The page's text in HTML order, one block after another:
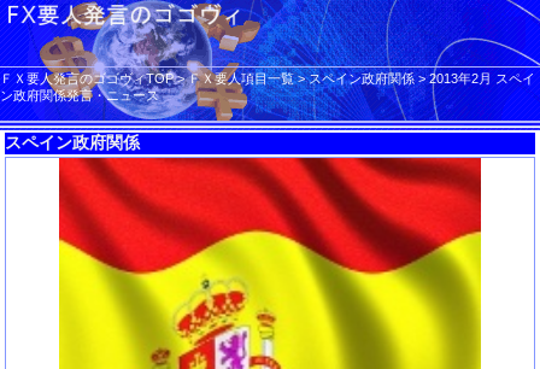
ＦＸ要人発言のゴゴヴィTOP>ＦＸ要人項目一覧>スペイン政府関係>2013年2月 スペイ
ン政府関係発言・ニュース
スペイン政府関係